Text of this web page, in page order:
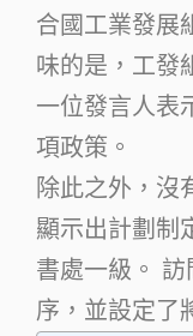
合國工業發展
味的是，工發
一位發言人表
項政策。
除此之外，沒
顯示出計劃制
書處一級。
序，並設定了